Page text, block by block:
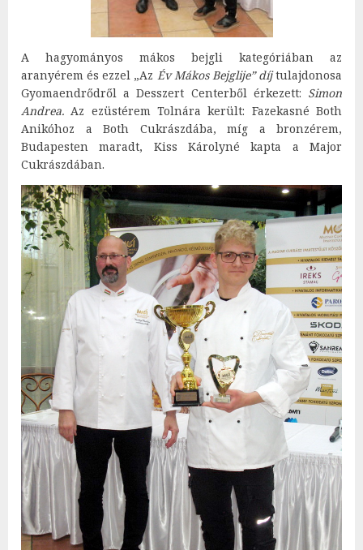
A hagyományos mákos bejgli kategóriában az
aranyérem és ezzel „Az Év Mákos Bejglije” díjtulajdonosa
Gyomaendrődről a Desszert Centerből érkezett: Simon
Andrea. Az ezüstérem Tolnára került: Fazekasné Both
Anikóhoz a Both Cukrászdába, míg a bronzérem,
Budapesten maradt, Kiss Károlyné kapta a Major
Cukrászdában.